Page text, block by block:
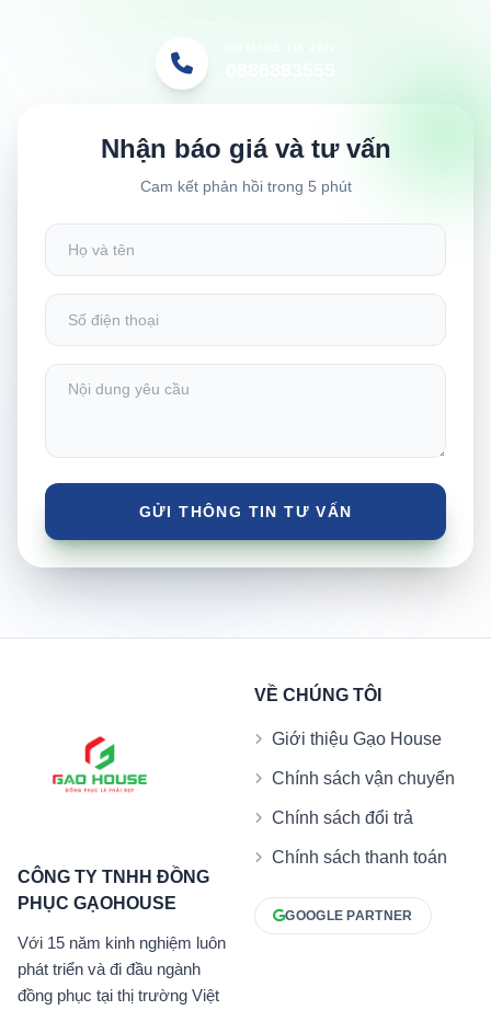
Nhận báo giá và tư vấn
Cam kết phản hồi trong 5 phút
CÔNG TY TNHH ĐỒNG
PHỤC GẠOHOUSE
Với 15 năm kinh nghiệm luôn
phát triển và đi đầu ngành
đồng phục tại thị trường Việt
VỀ CHÚNG TÔI
Giới thiệu Gạo House
Chính sách vận chuyển
Chính sách đổi trả
Chính sách thanh toán
GOOGLE PARTNER